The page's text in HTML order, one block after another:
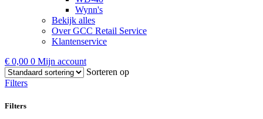
Wynn's
Bekijk alles
Over GCC Retail Service
Klantenservice
€ 0,00 0 Mijn account
Sorteren op
Filters
Filters